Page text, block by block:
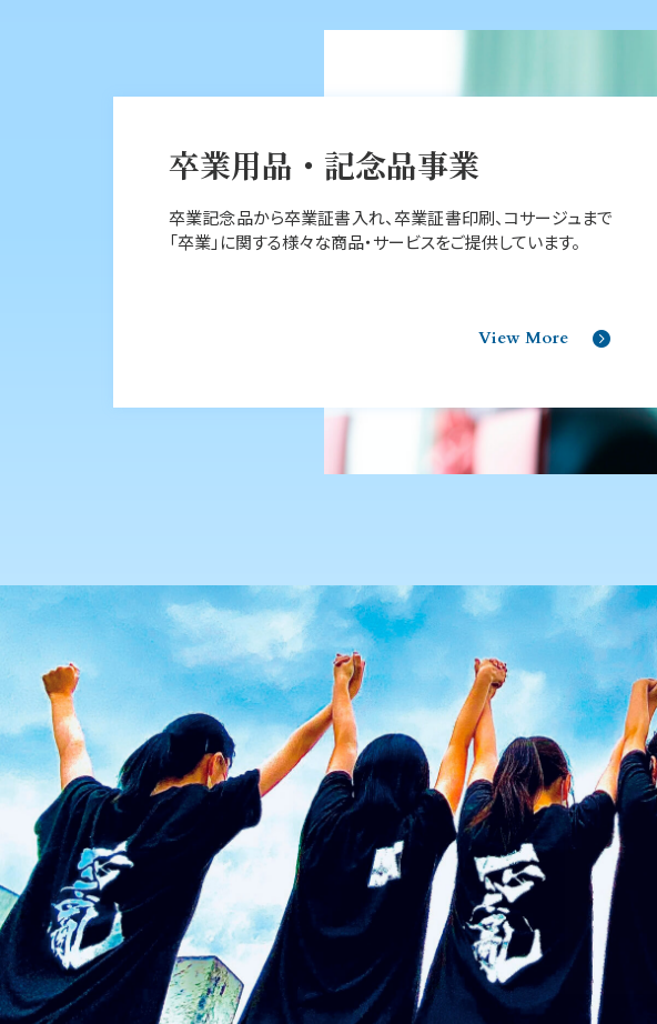
卒業用品・記念品事業
卒業記念品から卒業証書⼊れ、卒業証書印刷、コサージュまで
「卒業」に関する様々な商品‧サービスをご提供しています。
View More